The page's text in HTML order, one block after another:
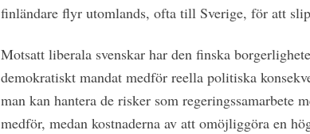
finländare flyr utomlands, ofta till Sverige, för att
Motsatt liberala svenskar har den finska
demokratiskt mandat medför reella politiska
man kan hantera de risker som regeringssamarbete
medför, medan kostnaderna av att omöjliggöra en